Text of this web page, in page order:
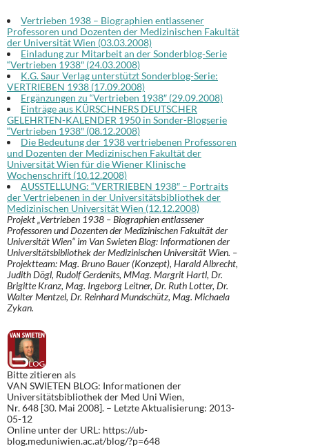
Vertrieben 1938 – Biographien entlassener
Professoren und Dozenten der Medizinischen Fakultät
der Universität Wien (03.03.2008)
Einladung zur Mitarbeit an der Sonderblog-Serie
“Vertrieben 1938″ (24.03.2008)
K.G. Saur Verlag unterstützt Sonderblog-Serie:
VERTRIEBEN 1938 (17.09.2008)
Ergänzungen zu “Vertrieben 1938″ (29.09.2008)
Einträge aus KÜRSCHNERS DEUTSCHER
GELEHRTEN-KALENDER 1950 in Sonder-Blogserie
“Vertrieben 1938″ (08.12.2008)
Die Bedeutung der 1938 vertriebenen Professoren
und Dozenten der Medizinischen Fakultät der
Universität Wien für die Wiener Klinische
Wochenschrift (10.12.2008)
AUSSTELLUNG: “VERTRIEBEN 1938″ – Portraits
der Vertriebenen in der Universitätsbibliothek der
Medizinischen Universität Wien (12.12.2008)
Projekt „Vertrieben 1938 – Biographien entlassener
Professoren und Dozenten der Medizinischen Fakultät der
Universität Wien“ im Van Swieten Blog: Informationen der
Universitätsbibliothek der Medizinischen Universität Wien. –
Projektteam: Mag. Bruno Bauer (Konzept), Harald Albrecht,
Judith Dögl, Rudolf Gerdenits, MMag. Margrit Hartl, Dr.
Brigitte Kranz, Mag. Ingeborg Leitner, Dr. Ruth Lotter, Dr.
Walter Mentzel, Dr. Reinhard Mundschütz, Mag. Michaela
Zykan.
Bitte zitieren als
VAN SWIETEN BLOG: Informationen der
Universitätsbibliothek der Med Uni Wien,
Nr. 648 [30. Mai 2008]. – Letzte Aktualisierung: 2013-
05-12
Online unter der URL: https://ub-
blog.meduniwien.ac.at/blog/?p=648